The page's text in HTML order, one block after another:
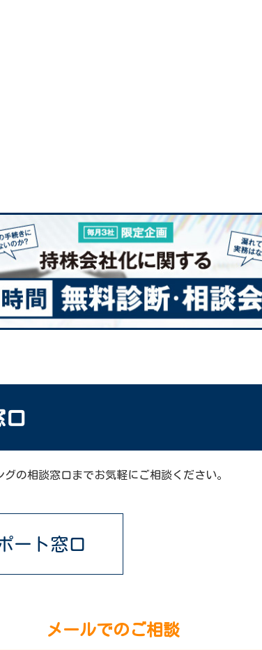
口
の相談窓口までお気軽にご相談ください。
ート窓口
メールでのご相談